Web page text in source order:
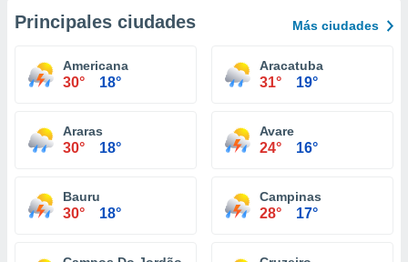
Principales ciudades Más ciudades
Americana
30° 18°
Aracatuba
31° 19°
Araras
30° 18°
Avare
24° 16°
Bauru
30° 18°
Campinas
28° 17°